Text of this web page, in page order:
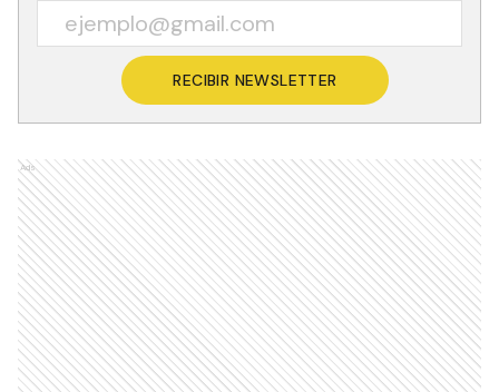
RECIBIR NEWSLETTER
Ads